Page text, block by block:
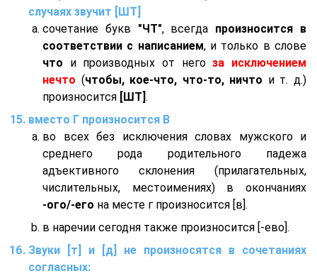
случаях звучит [ШТ]
сочетание букв "ЧТ", всегда произносится в
соответствии с написанием, и только в слове
что и производных от негоза исключением
нечто (чтобы, кое-что, что-то, ничто и т. д.)
произносится [ШТ] .
вместо Г произносится В
во всех без исключения словах мужского и
среднего рода родительного падежа
адъективного склонения (прилагательных,
числительных, местоимениях) в окончаниях
-ого/-его на месте г произносится [в].
в наречии сегодня также произносится [-ево].
Звуки [т] и [д] не произносятся в сочетаниях
согласных: